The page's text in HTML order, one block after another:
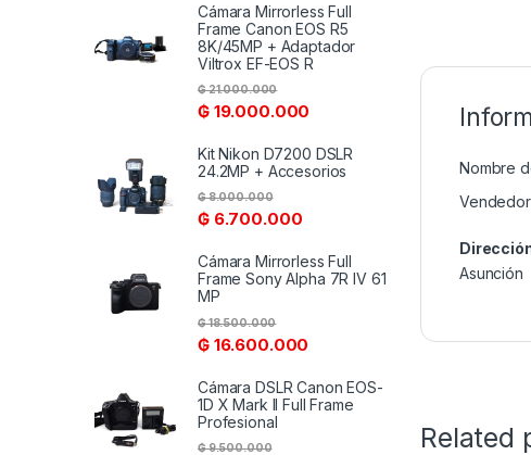
Nombre
Asunción
Related
Cámara Mirrorless Full
Frame Canon EOS R5
8K/45MP + Adaptador
Viltrox EF-EOS R
₲19.000.000
₲21.000.000
Kit Nikon D7200 DSLR
24.2MP + Accesorios
₲6.700.000
₲8.000.000
Cámara Mirrorless Full
Frame Sony Alpha 7R IV 61
MP
₲16.600.000
₲18.500.000
Cámara DSLR Canon EOS-
1D X Mark II Full Frame
Profesional
₲9.500.000